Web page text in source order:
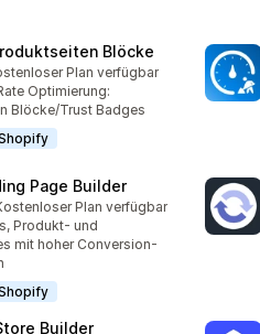
Blöcke
insgesamtPlan verfügbar
Optimierung:
Blöcke/Trust Badges
Page Builder
insgesamtPlan verfügbar
Produkt- und
mit hoher Conversion-
Builder